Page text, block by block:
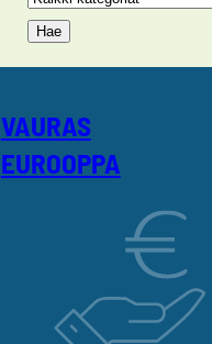
VAURAS
EUROOPPA